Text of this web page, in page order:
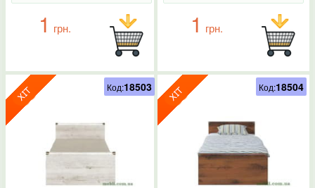
1 грн. 1 грн.
Код:18503 Код:18504